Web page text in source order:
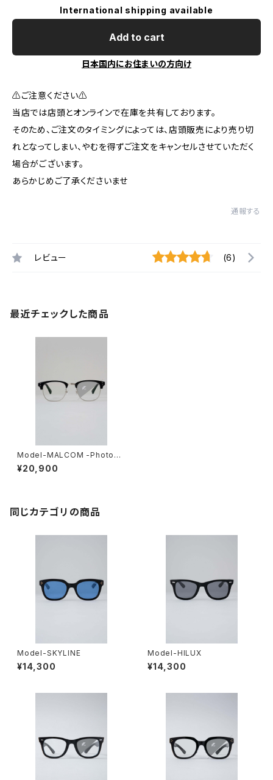
International shipping available
Add to cart
日本国内にお住まいの方向け
⚠️ご注意ください⚠️
当店では店頭とオンラインで在庫を共有しております。
そのため、ご注文のタイミングによっては、店頭販売により売り切
れとなってしまい、やむを得ずご注文をキャンセルさせていただく
場合がございます。
あらかじめご了承くださいませ
通報する
レビュー (6)
最近チェックした商品
Model-MALCOM -Photoch
romic- (BALLISTICS×UNCR
OWD)
¥20,900
同じカテゴリの商品
Model-SKYLINE
¥14,300
Model-HILUX
¥14,300